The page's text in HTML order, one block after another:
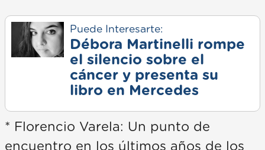
Puede Interesarte:
Débora Martinelli rompe
el silencio sobre el
cáncer y presenta su
libro en Mercedes
* Florencio Varela: Un punto de
encuentro en los últimos años de los